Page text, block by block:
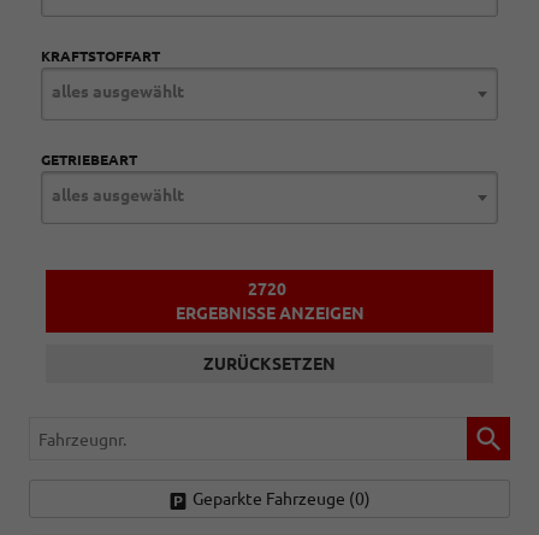
KRAFTSTOFFART
alles ausgewählt
GETRIEBEART
alles ausgewählt
2720
ERGEBNISSE ANZEIGEN
ZURÜCKSETZEN
Fahrzeugnr.
Geparkte Fahrzeuge (0)